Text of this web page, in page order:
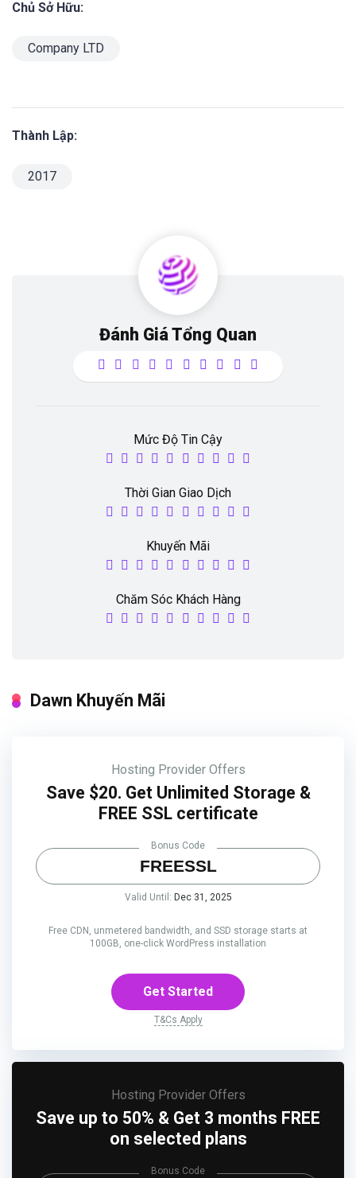
Chủ Sở Hữu:
Company LTD
Thành Lập:
2017
Đánh Giá Tổng Quan
Mức Độ Tin Cậy
Thời Gian Giao Dịch
Khuyến Mãi
Chăm Sóc Khách Hàng
Dawn Khuyến Mãi
Hosting Provider Offers
Save $20. Get Unlimited Storage &
FREE SSL certificate
FREESSL
Bonus Code
Valid Until: Dec 31, 2025
Free CDN, unmetered bandwidth, and SSD storage starts at
100GB, one-click WordPress installation
Get Started
T&Cs Apply
Hosting Provider Offers
Save up to 50% & Get 3 months FREE
on selected plans
Bonus Code